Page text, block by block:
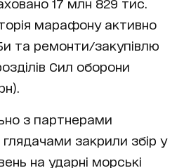
17 млн 829 тис.
марафону активно
та ремонти/закупівлю
Сил оборони
з партнерами
закрили збір у
на ударні морські